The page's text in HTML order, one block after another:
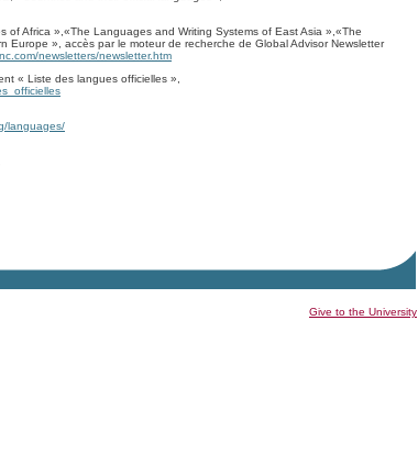
of Africa »,«The Languages and Writing Systems of East Asia »,«The
Europe », accès par le moteur de recherche de Global Advisor Newsletter
newsletters/newsletter.htm
« Liste des langues officielles »,
languages/
Give to the University